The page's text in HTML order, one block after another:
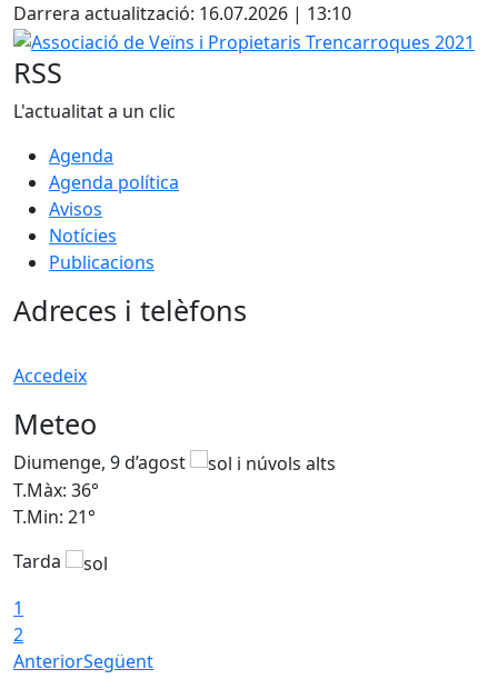
Darrera actualització: 16.07.2026 | 13:10
Associació de Veïns i Propietaris Trencarroques 2021
RSS
L'actualitat a un clic
Agenda
Agenda política
Avisos
Notícies
Publicacions
Adreces i telèfons
Accedeix
Meteo
Diumenge, 9 d’agost
T.Màx: 36°
T.Min: 21°
Tarda
1
2
AnteriorSegüent